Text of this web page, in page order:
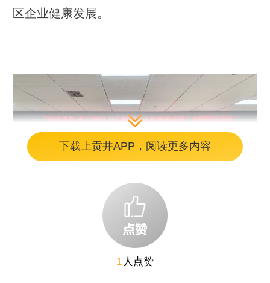
区企业健康发展。
下载上贡井APP，阅读更多内容
1 人点赞